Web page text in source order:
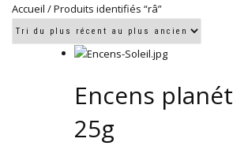
Accueil / Produits identifiés “râ”
Encens
25g